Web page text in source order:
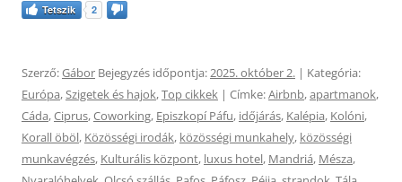
Tetszik 2
Szerző:Gábor Bejegyzés időpontja:2025. október 2. | Kategória:
Európa,Szigetek és hajok,Top cikkek | Címke:Airbnb,apartmanok,
Cáda,Ciprus,Coworking, Episzkopí Páfu, időjárás, Kalépia, Kolóni,
Korall öböl, Közösségi irodák, közösségi munkahely, közösségi
munkavégzés, Kulturális központ, luxus hotel, Mandriá, Mésza,